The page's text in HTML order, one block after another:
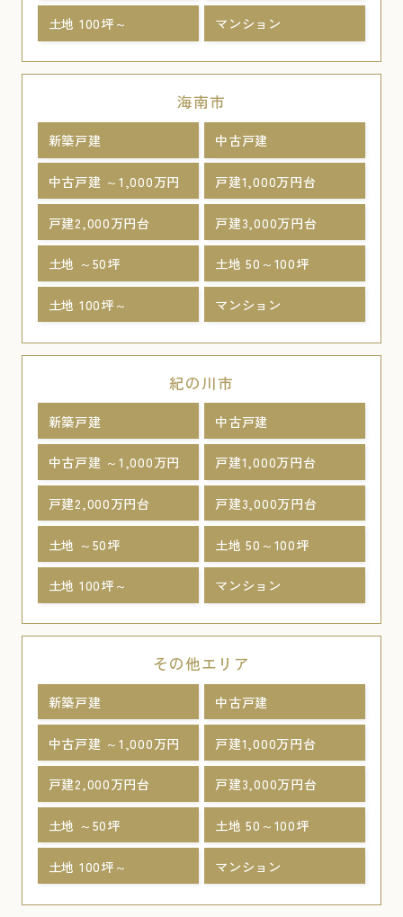
土地 100坪～ マンション
海南市
新築戸建 中古戸建
中古戸建 ～1,000万円 戸建1,000万円台
戸建2,000万円台 戸建3,000万円台
土地 ～50坪 土地 50～100坪
土地 100坪～ マンション
紀の川市
新築戸建 中古戸建
中古戸建 ～1,000万円 戸建1,000万円台
戸建2,000万円台 戸建3,000万円台
土地 ～50坪 土地 50～100坪
土地 100坪～ マンション
その他エリア
新築戸建 中古戸建
中古戸建 ～1,000万円 戸建1,000万円台
戸建2,000万円台 戸建3,000万円台
土地 ～50坪 土地 50～100坪
土地 100坪～ マンション